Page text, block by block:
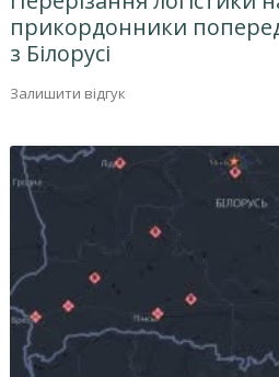
прикордонники
з Білорусі
Залишити відгук